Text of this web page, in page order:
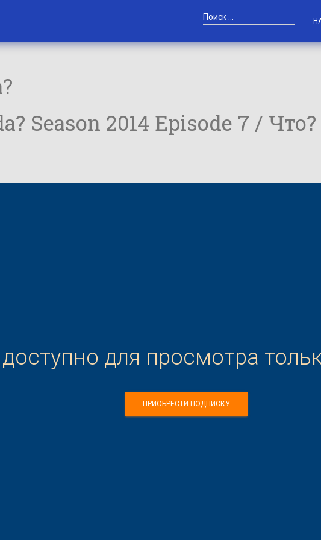
Season 2014 Episode 7 /
для просмотра
ПРИОБРЕСТИ ПОДПИСКУ